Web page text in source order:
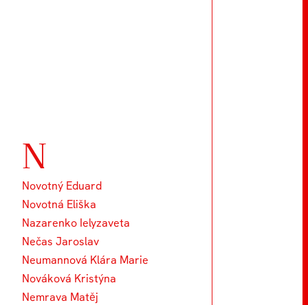
N
Novotný Eduard
Novotná Eliška
Nazarenko Ielyzaveta
Nečas Jaroslav
Neumannová Klára Marie
Nováková Kristýna
Nemrava Matěj